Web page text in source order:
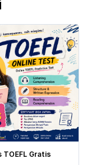
KE KERANJANG
TOEFL Gratis